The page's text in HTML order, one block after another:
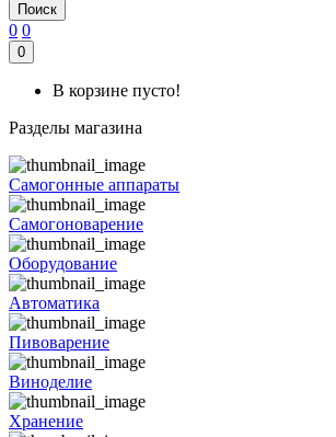
Поиск
0 0
0
В корзине пусто!
Разделы магазина
Самогонные аппараты
Самогоноварение
Оборудование
Автоматика
Пивоварение
Виноделие
Хранение